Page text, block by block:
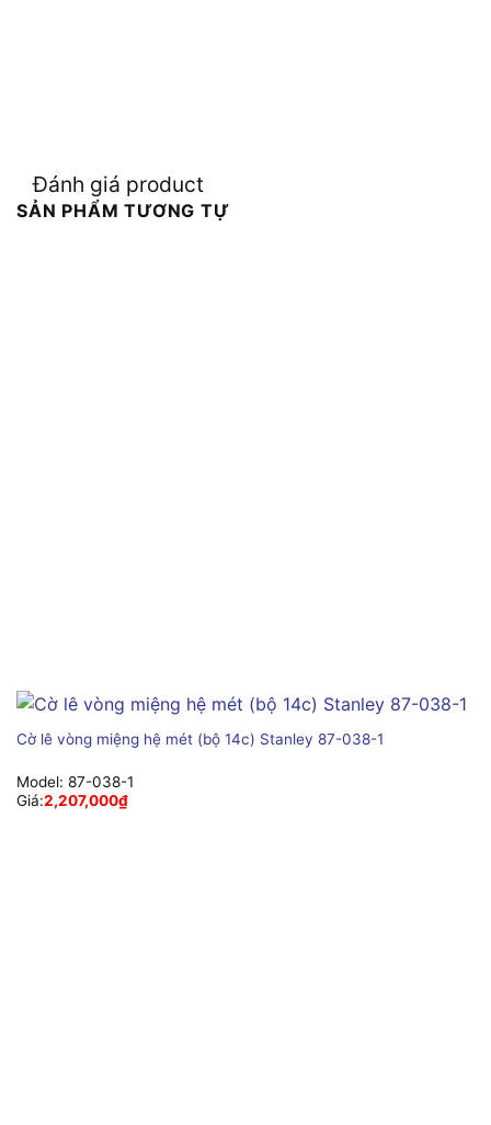
Đánh giá product
SẢN PHẨM TƯƠNG TỰ
Cờ lê vòng miệng hệ mét (bộ 14c) Stanley 87-038-1
Model: 87-038-1
Giá:2,207,000₫